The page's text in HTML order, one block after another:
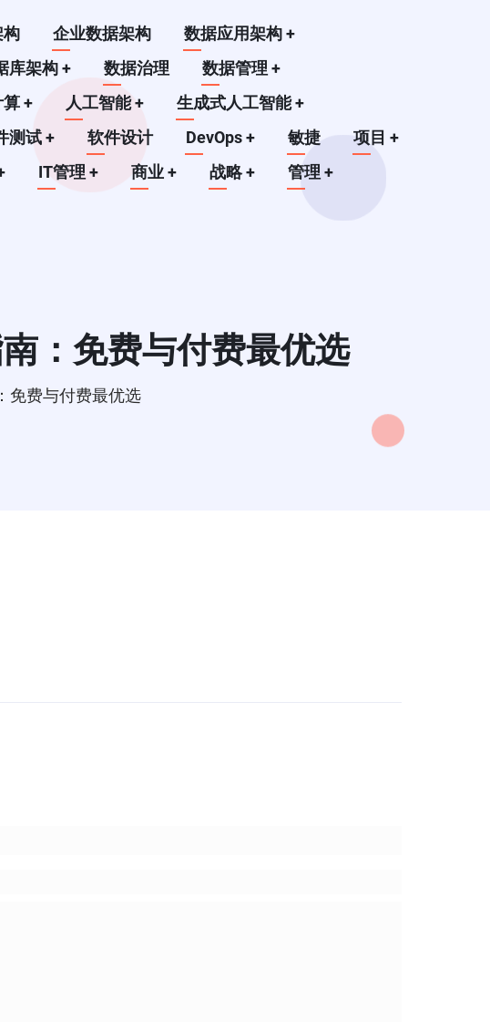
构 企业数据架构 数据应用架构+
库架构+ 数据治理 数据管理+
算+ 人工智能+ 生成式人工智能+
测试+ 软件设计 DevOps+ 敏捷 项目+
IT管理+ 商业+ 战略+ 管理+
：免费与付费最优选
免费与付费最优选